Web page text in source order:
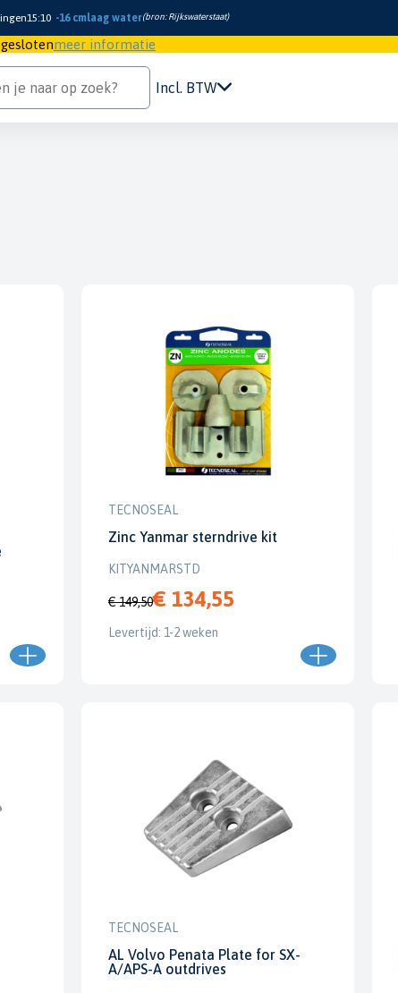
15:10 -16 cmlaag water(bron:Rijkswaterstaat)
meer informatie
Outlet
Incl. BTW
TECNOSEAL
Zinc Yanmar sterndrive kit
KITYANMARSTD
€ 149,50€ 134,55
Levertijd: 1-2 weken
TECNOSEAL
AL Volvo Penata Plate for SX-
A/APS-A outdrives